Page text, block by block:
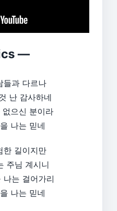
—
들과 다르나
난 감사하네
으신 분이라
나는 믿네
한 길이지만
주님 계시니
나는 걸어가리
나는 믿네